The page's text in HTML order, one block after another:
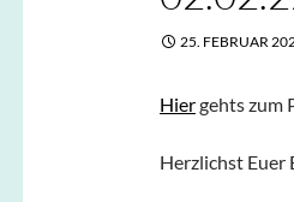
25. FEBRUAR
Hiergehts zum
Herzlichst Euer